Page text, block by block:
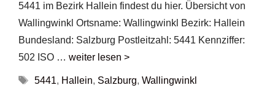
5441 im Bezirk Hallein findest du hier. Übersicht von
Wallingwinkl Ortsname: Wallingwinkl Bezirk: Hallein
Bundesland: Salzburg Postleitzahl: 5441 Kennziffer:
502 ISO … weiter lesen >
Schlagwörter
5441, Hallein, Salzburg, Wallingwinkl